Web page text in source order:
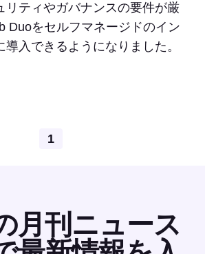
リティやガバナンスの要件が厳
Duoをセルフマネージドのイン
導入できるようになりました。
1
月刊ニュース